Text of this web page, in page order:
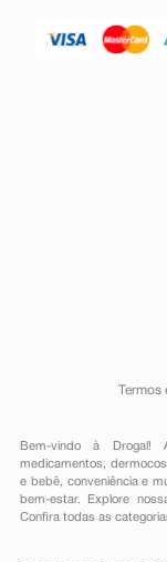
Termos
Bem-vindo à Drogal!
medicamentos ,
e bebê, conveniênciae
bem-estar. Explore
Confira todas as